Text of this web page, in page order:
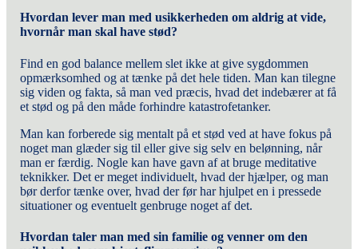
Hvordan lever man med usikkerheden om aldrig at vide,
hvornår man skal have stød?
Find en god balance mellem slet ikke at give sygdommen
opmærksomhed og at tænke på det hele tiden. Man kan tilegne
sig viden og fakta, så man ved præcis, hvad det indebærer at få
et stød og på den måde forhindre katastrofetanker.
Man kan forberede sig mentalt på et stød ved at have fokus på
noget man glæder sig til eller give sig selv en belønning, når
man er færdig. Nogle kan have gavn af at bruge meditative
teknikker. Det er meget individuelt, hvad der hjælper, og man
bør derfor tænke over, hvad der før har hjulpet en i pressede
situationer og eventuelt genbruge noget af det.
Hvordan taler man med sin familie og venner om den